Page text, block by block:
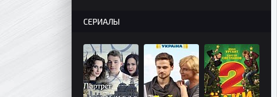
СЕРИАЛЫ